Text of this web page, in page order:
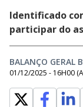
Identificado
participar do
BALANÇO GERAL
01/12/2025 - 16H00